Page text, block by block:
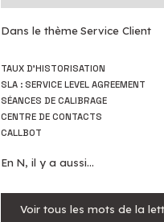
Dans le thème Service Client
TAUX D’HISTORISATION
SLA : SERVICE LEVEL AGREEMENT
SÉANCES DE CALIBRAGE
CENTRE DE CONTACTS
CALLBOT
En N, il y a aussi...
Voir tous les mots de la